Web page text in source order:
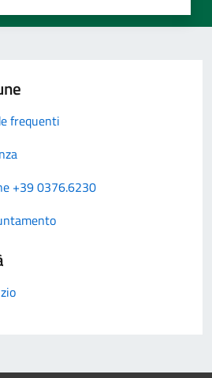
frequenti
+39 0376.6230